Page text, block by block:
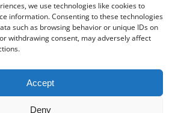
we use technologies like cookies to
information. Consenting to these technologies
such as browsing behavior or unique IDs on
withdrawing consent, may adversely affect
Accept
Deny